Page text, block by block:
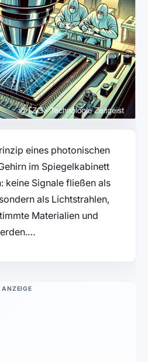
eines photonischen
im Spiegelkabinett
keine Signale fließen als
als Lichtstrahlen,
Materialien und
ANZEIGE